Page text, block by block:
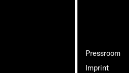
Pressroom
Imprint